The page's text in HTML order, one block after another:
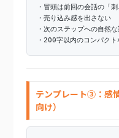
・冒頭は前回の会話の「
・売り込み感を出さない
・次のステップへの自然
・200字以内のコンパクト
テンプレート③：感
向け）